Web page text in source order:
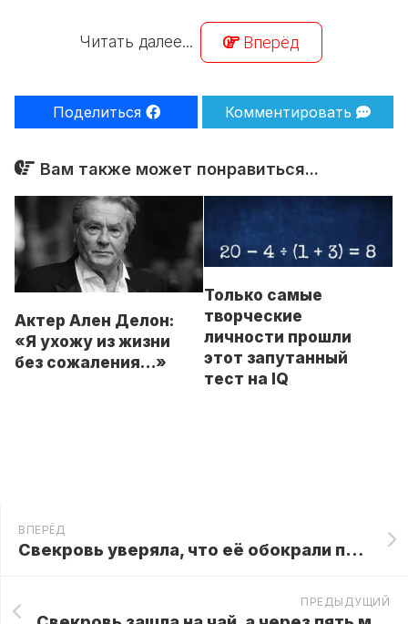
Читать далее... Вперёд
Поделиться Комментировать
Вам также может понравиться...
Актер Ален Делон:
«Я ухожу из жизни
без сожаления…»
Только самые
творческие
личности прошли
этот запутанный
тест на IQ
ВПЕРЁД
Свекровь уверяла, что её обокрали по дороге с моим долгом, но одна моя фраза сразу изменила весь разговор
ПРЕДЫДУЩИЙ